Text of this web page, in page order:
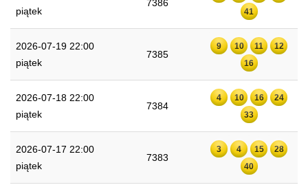
piątek
7386
41
2026-07-19 22:00
piątek
7385
9 10 11
12
16
2026-07-18 22:00
piątek
7384
4 10 16
24
33
2026-07-17 22:00
piątek
7383
3 4 15
28
40